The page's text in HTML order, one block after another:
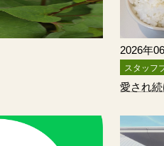
2026年
スタッフ
愛され